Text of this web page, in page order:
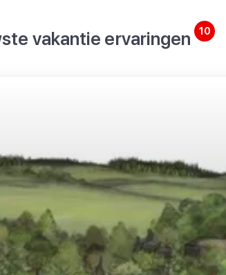
vakantie ervaringen
10